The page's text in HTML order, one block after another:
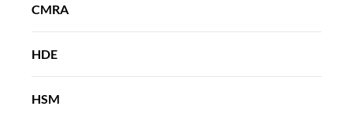
CMRA
HDE
HSM